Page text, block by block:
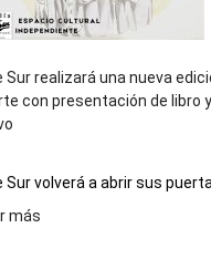
realizará una nueva
con presentación de libro y
Sur volverá a abrir sus
más